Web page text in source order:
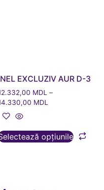
EXCLUZIV AUR D-3
MDL –
MDL
opțiunile